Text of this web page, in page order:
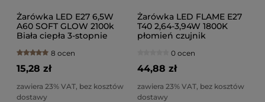
Żarówka LED E27 6,5W
A60 SOFT GLOW 2100k
Biała ciepła 3-stopnie
8 ocen
15,28 zł
zawiera 23% VAT, bez kosztów
dostawy
Żarówka LED FLAME E27
T40 2,64-3,94W 1800K
płomień czujnik
0 ocen
44,88 zł
zawiera 23% VAT, bez kosztów
dostawy